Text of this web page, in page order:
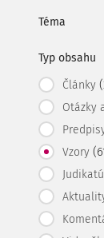
Téma
Typ obsahu
Články
Otázky
Vzory